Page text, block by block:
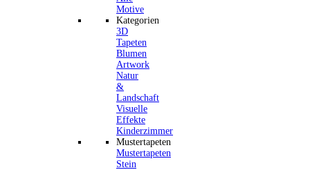
Motive
Kategorien
3D
Tapeten
Blumen
Artwork
Natur
&
Landschaft
Visuelle
Effekte
Kinderzimmer
Mustertapeten
Mustertapeten
Stein